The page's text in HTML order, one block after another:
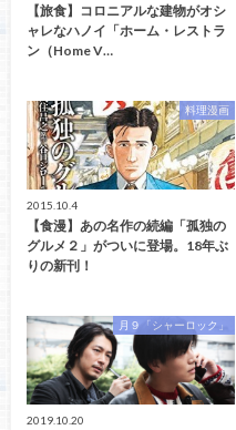
【旅食】コロニアルな建物がオシ
ャレなハノイ「ホーム・レストラ
ン（Home V…
料理漫画
2015.10.4
【食漫】あの名作の続編「孤独の
グルメ２」がついに登場。18年ぶ
りの新刊！
月９「シャーロック」
2019.10.20